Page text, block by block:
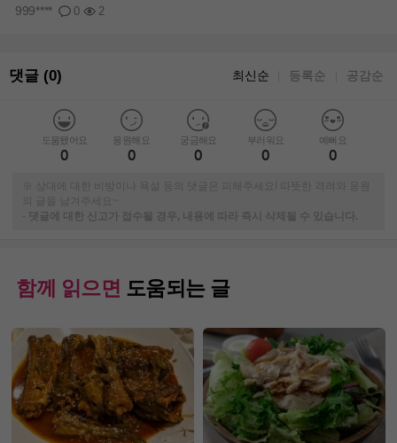
0 2
999****
댓글 (0) 최신순 등록순 공감순
도움됐어요
0
응원해요
0
궁금해요
0
부러워요
0
예뻐요
0
※ 상대에 대한 비방이나 욕설 등의 댓글은 피해주세요! 따뜻한 격려와 응원
의 글을 남겨주세요~
-
댓글에 대한 신고가 접수될 경우, 내용에 따라 즉시 삭제될 수 있습니다.
함께 읽으면 도움되는 글